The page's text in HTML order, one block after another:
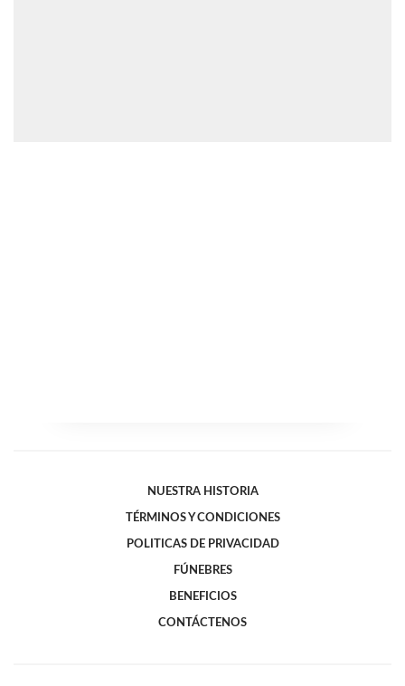
NUESTRA HISTORIA
TÉRMINOS Y CONDICIONES
POLITICAS DE PRIVACIDAD
FÚNEBRES
BENEFICIOS
CONTÁCTENOS